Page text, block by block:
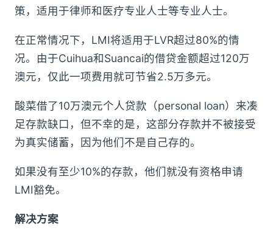
策，适用于律师和医疗专业人士等专业人士。
在正常情况下，LMI将适用于LVR超过80%的情
况。由于Cuihua和Suancai的借贷金额超过120万
澳元，仅此一项费用就可节省2.5万多元。
酸菜借了10万澳元个人贷款（personal loan）来凑
足存款缺口，但不幸的是，这部分存款并不被接受
为真实储蓄，因为他们不是自己存的。
如果没有至少10%的存款，他们就没有资格申请
LMI豁免。
解决方案